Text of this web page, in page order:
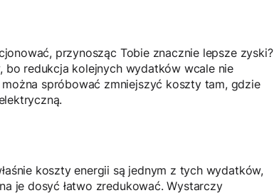
przynosząc Tobie znacznie lepsze zyski?
bo redukcja kolejnych wydatków wcale nie
spróbować zmniejszyć koszty tam, gdzie
koszty energii są jednym z tych wydatków,
je dosyć łatwo zredukować. Wystarczy